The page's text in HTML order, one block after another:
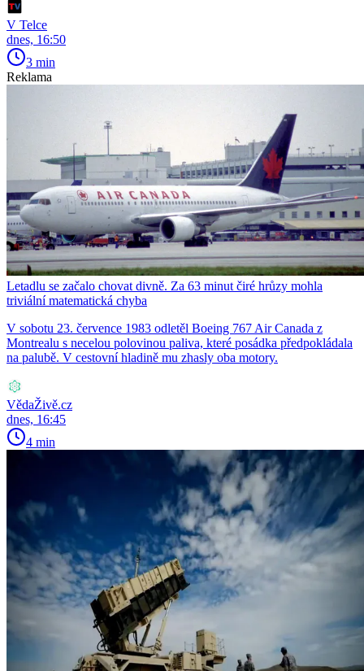
V Telce
dnes, 16:50
3 min
Reklama
Letadlu se začalo chovat divně. Za 63 minut čiré hrůzy mohla
triviální matematická chyba
V sobotu 23. července 1983 odletěl Boeing 767 Air Canada z
Montrealu s necelou polovinou paliva, které posádka předpokládala
na palubě. V cestovní hladině mu zhasly oba motory.
VědaŽivě.cz
dnes, 16:45
4 min